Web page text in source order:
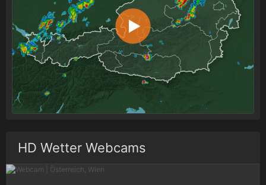
HD Wetter Webcams